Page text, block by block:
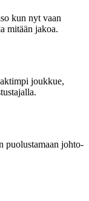
kun nyt vaan
mitään jakoa.
joukkue,
puolustamaan johto­